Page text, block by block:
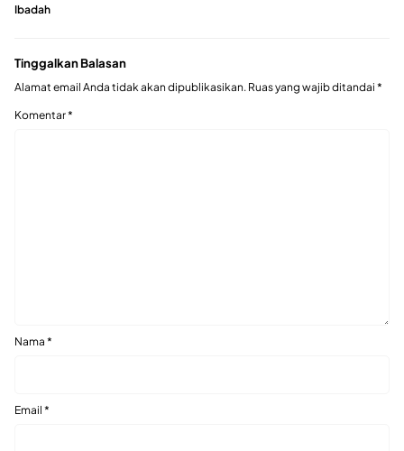
Ibadah
Tinggalkan Balasan
Alamat email Anda tidak akan dipublikasikan. Ruas yang wajib ditandai *
Komentar*
Nama *
Email *